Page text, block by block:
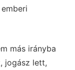
más irányba
jogász lett,